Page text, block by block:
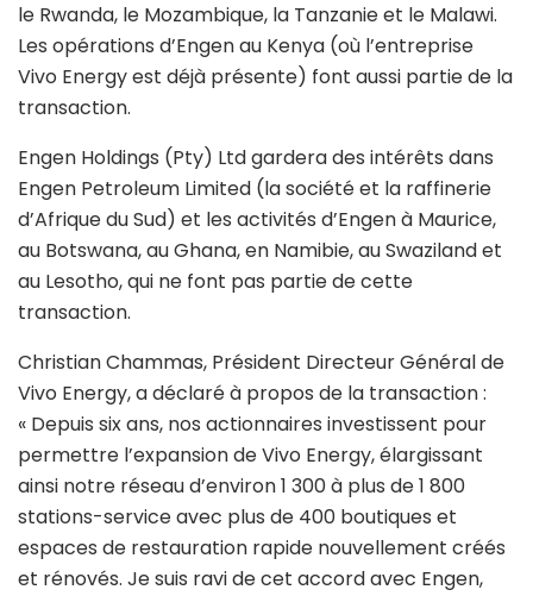
le Rwanda, le Mozambique, la Tanzanie et le Malawi.
Les opérations d’Engen au Kenya (où l’entreprise
Vivo Energy est déjà présente) font aussi partie de la
transaction.
Engen Holdings (Pty) Ltd gardera des intérêts dans
Engen Petroleum Limited (la société et la raffinerie
d’Afrique du Sud) et les activités d’Engen à Maurice,
au Botswana, au Ghana, en Namibie, au Swaziland et
au Lesotho, qui ne font pas partie de cette
transaction.
Christian Chammas, Président Directeur Général de
Vivo Energy, a déclaré à propos de la transaction :
« Depuis six ans, nos actionnaires investissent pour
permettre l’expansion de Vivo Energy, élargissant
ainsi notre réseau d’environ 1 300 à plus de 1 800
stations-service avec plus de 400 boutiques et
espaces de restauration rapide nouvellement créés
et rénovés. Je suis ravi de cet accord avec Engen,